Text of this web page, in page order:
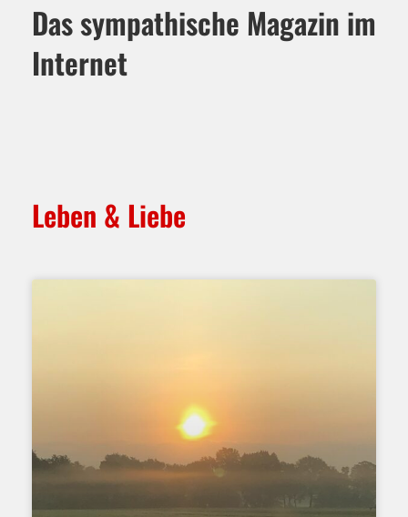
Das sympathische Magazin im
Internet
Leben & Liebe